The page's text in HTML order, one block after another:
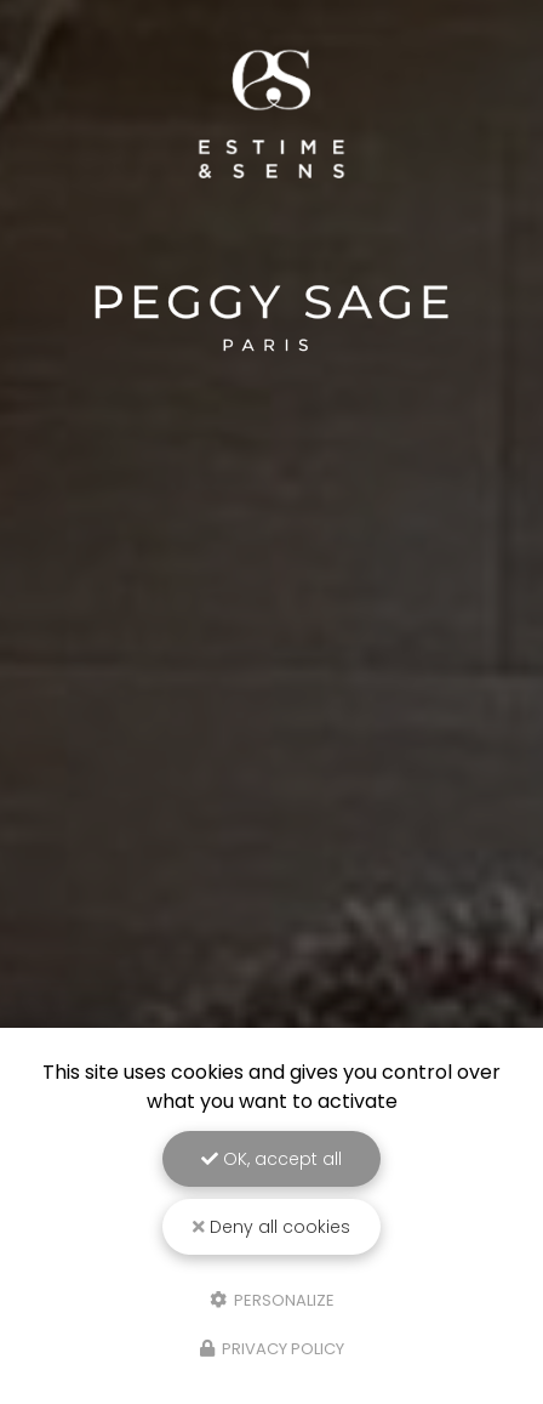
This site uses cookies and gives you control over
what you want to activate
OK, accept all
Deny all cookies
PERSONALIZE
PRIVACY POLICY